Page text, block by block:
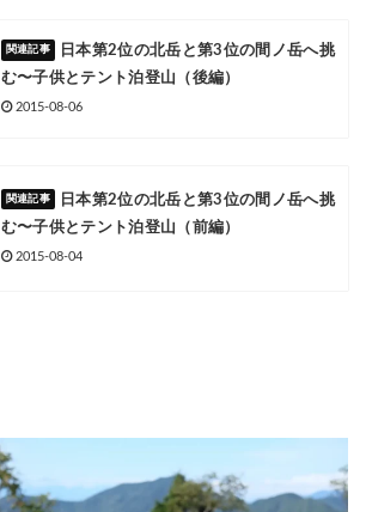
日本第2位の北岳と第3位の間ノ岳へ挑
む〜子供とテント泊登山（後編）
2015-08-06
日本第2位の北岳と第3位の間ノ岳へ挑
む〜子供とテント泊登山（前編）
2015-08-04